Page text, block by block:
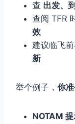
查 出发、
查阅 TFR
效
建议临飞前
新
举个例子， 你
NOTAM